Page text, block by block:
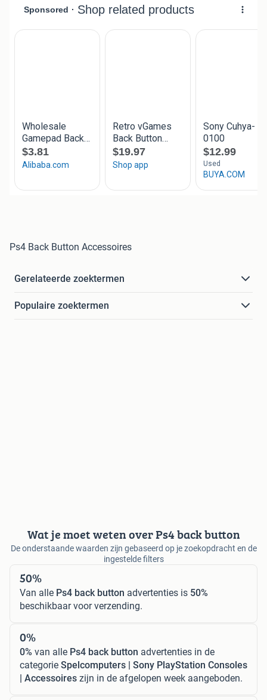
Ps4 Back Button Accessoires
Gerelateerde zoektermen
Populaire zoektermen
Wat je moet weten over Ps4 back button
De onderstaande waarden zijn gebaseerd op je zoekopdracht en de
ingestelde filters
50%
Van alle Ps4 back button advertenties is 50%
beschikbaar voor verzending.
0%
0% van alle Ps4 back button advertenties in de
categorie Spelcomputers | Sony PlayStation Consoles
| Accessoires zijn in de afgelopen week aangeboden.